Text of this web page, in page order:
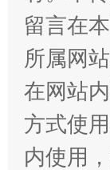
留言在
所属网
在网站
方式使
内使用